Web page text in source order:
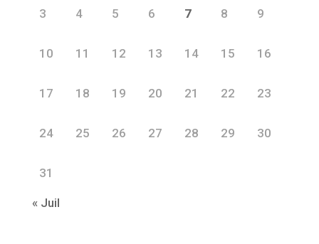
3 4 5 6 7 8 9
10 11 12 13 14 15 16
17 18 19 20 21 22 23
24 25 26 27 28 29 30
31
« Juil